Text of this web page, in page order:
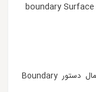
این بخش جهت تنظیماتی دیگر بر فرآیند اعمال دستور Boundary